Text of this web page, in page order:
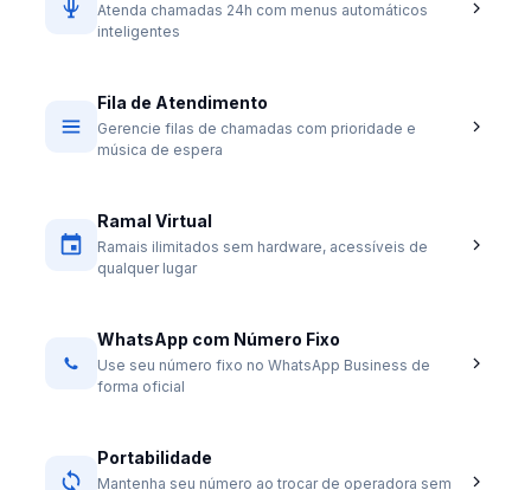
Atenda chamadas 24h com menus automáticos
inteligentes
Fila de Atendimento
Gerencie filas de chamadas com prioridade e
música de espera
Ramal Virtual
Ramais ilimitados sem hardware, acessíveis de
qualquer lugar
WhatsApp com Número Fixo
Use seu número fixo no WhatsApp Business de
forma oficial
Portabilidade
Mantenha seu número ao trocar de operadora sem